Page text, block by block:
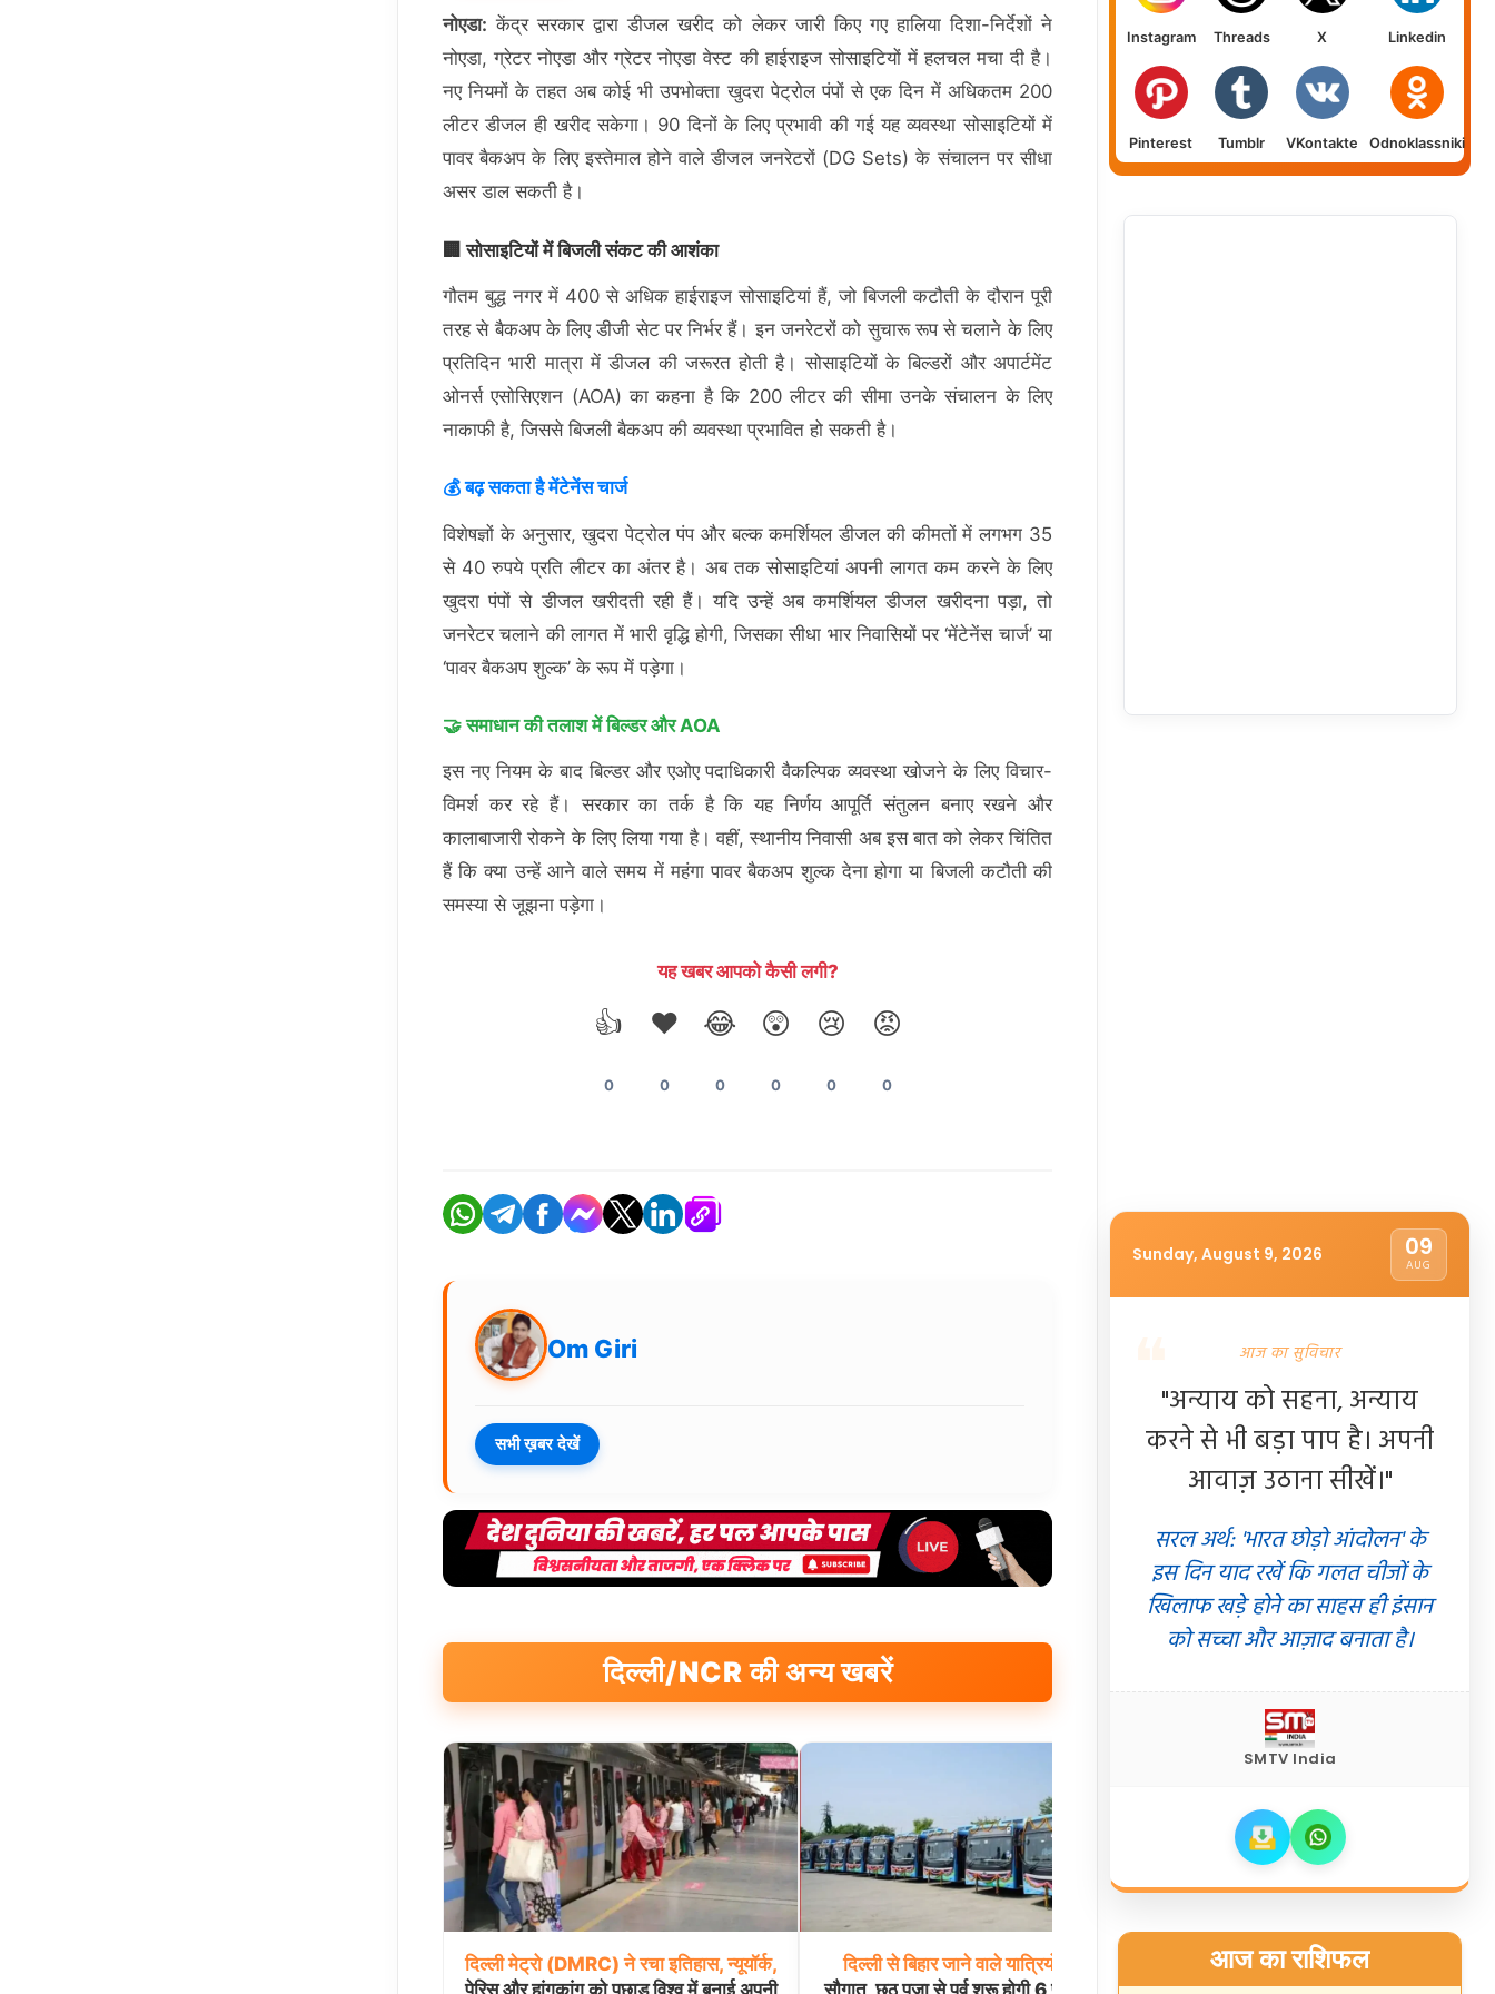
नोएडा: केंद्र सरकार द्वारा डीजल खरीद को लेकर जारी किए गए हालिया दिशा-निर्देशों ने
नोएडा, ग्रेटर नोएडा और ग्रेटर नोएडा वेस्ट की हाईराइज सोसाइटियों में हलचल मचा दी है।
नए नियमों के तहत अब कोई भी उपभोक्ता खुदरा पेट्रोल पंपों से एक दिन में अधिकतम 200
लीटर डीजल ही खरीद सकेगा। 90 दिनों के लिए प्रभावी की गई यह व्यवस्था सोसाइटियों में
पावर बैकअप के लिए इस्तेमाल होने वाले डीजल जनरेटरों (DG Sets) के संचालन पर सीधा
असर डाल सकती है।
🏢 सोसाइटियों में बिजली संकट की आशंका
गौतम बुद्ध नगर में 400 से अधिक हाईराइज सोसाइटियां हैं, जो बिजली कटौती के दौरान पूरी
तरह से बैकअप के लिए डीजी सेट पर निर्भर हैं। इन जनरेटरों को सुचारू रूप से चलाने के लिए
प्रतिदिन भारी मात्रा में डीजल की जरूरत होती है। सोसाइटियों के बिल्डरों और अपार्टमेंट
ओनर्स एसोसिएशन (AOA) का कहना है कि 200 लीटर की सीमा उनके संचालन के लिए
नाकाफी है, जिससे बिजली बैकअप की व्यवस्था प्रभावित हो सकती है।
💰 बढ़ सकता है मेंटेनेंस चार्ज
विशेषज्ञों के अनुसार, खुदरा पेट्रोल पंप और बल्क कमर्शियल डीजल की कीमतों में लगभग 35
से 40 रुपये प्रति लीटर का अंतर है। अब तक सोसाइटियां अपनी लागत कम करने के लिए
खुदरा पंपों से डीजल खरीदती रही हैं। यदि उन्हें अब कमर्शियल डीजल खरीदना पड़ा, तो
जनरेटर चलाने की लागत में भारी वृद्धि होगी, जिसका सीधा भार निवासियों पर ‘मेंटेनेंस चार्ज’ या
‘पावर बैकअप शुल्क’ के रूप में पड़ेगा।
🤝 समाधान की तलाश में बिल्डर और AOA
इस नए नियम के बाद बिल्डर और एओए पदाधिकारी वैकल्पिक व्यवस्था खोजने के लिए विचार-
विमर्श कर रहे हैं। सरकार का तर्क है कि यह निर्णय आपूर्ति संतुलन बनाए रखने और
कालाबाजारी रोकने के लिए लिया गया है। वहीं, स्थानीय निवासी अब इस बात को लेकर चिंतित
हैं कि क्या उन्हें आने वाले समय में महंगा पावर बैकअप शुल्क देना होगा या बिजली कटौती की
समस्या से जूझना पड़ेगा।
यह खबर आपको कैसी लगी?
👍
0
❤️
0
😂
0
😲
0
😢
0
😡
0
Om Giri
सभी ख़बर देखें
दिल्ली/NCR की अन्य खबरें
दिल्ली मेट्रो (DMRC) ने रचा इतिहास, न्यूयॉर्क,
दिल्ली से बिहार जाने वाले यात्रियों नोएडा के 12वें विशाल कांवड़ सेवा
Instagram Threads X Linkedin
Pinterest Tumblr VKontakte Odnoklassniki
Sunday, August 9, 2026 09
AUG
आज का सुविचार
"अन्याय को सहना, अन्याय
करने से भी बड़ा पाप है। अपनी
आवाज़ उठाना सीखें।"
सरल अर्थ: 'भारत छोड़ो आंदोलन' के
इस दिन याद रखें कि गलत चीजों के
खिलाफ खड़े होने का साहस ही इंसान
को सच्चा और आज़ाद बनाता है।
SMTV India
आज का राशिफल